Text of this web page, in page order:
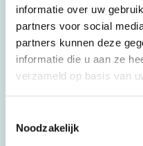
informatie over uw
partners voor social
partners kunnen deze
informatie die u aan ze
verzameld op basis van
Noodzakelijk
Weight
Brands
Parts
Country of Origin (CO)